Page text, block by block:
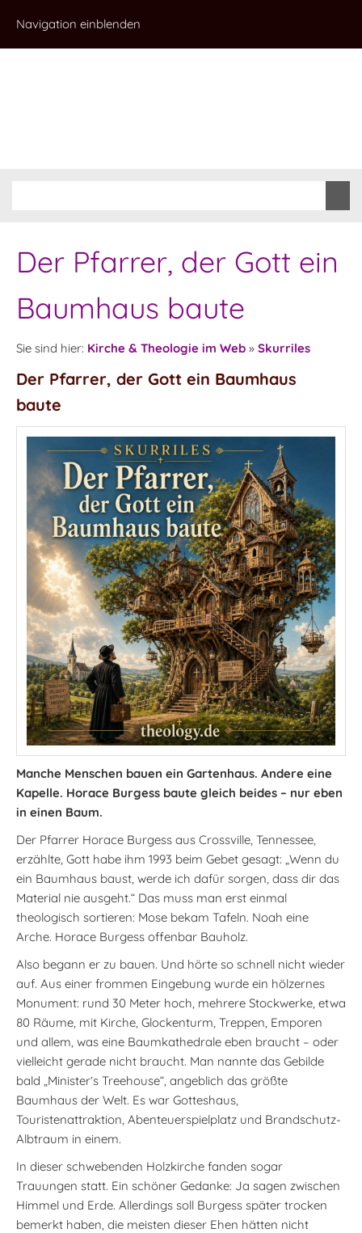
Navigation einblenden
Der Pfarrer, der Gott ein
Baumhaus baute
Sie sind hier: Kirche & Theologie im Web » Skurriles
Der Pfarrer, der Gott ein Baumhaus
baute
Manche Menschen bauen ein Gartenhaus. Andere eine
Kapelle. Horace Burgess baute gleich beides – nur eben
in einen Baum.
Der Pfarrer Horace Burgess aus Crossville, Tennessee,
erzählte, Gott habe ihm 1993 beim Gebet gesagt: „Wenn du
ein Baumhaus baust, werde ich dafür sorgen, dass dir das
Material nie ausgeht.“ Das muss man erst einmal
theologisch sortieren: Mose bekam Tafeln. Noah eine
Arche. Horace Burgess offenbar Bauholz.
Also begann er zu bauen. Und hörte so schnell nicht wieder
auf. Aus einer frommen Eingebung wurde ein hölzernes
Monument: rund 30 Meter hoch, mehrere Stockwerke, etwa
80 Räume, mit Kirche, Glockenturm, Treppen, Emporen
und allem, was eine Baumkathedrale eben braucht – oder
vielleicht gerade nicht braucht. Man nannte das Gebilde
bald „Minister’s Treehouse“, angeblich das größte
Baumhaus der Welt. Es war Gotteshaus,
Touristenattraktion, Abenteuerspielplatz und Brandschutz-
Albtraum in einem.
In dieser schwebenden Holzkirche fanden sogar
Trauungen statt. Ein schöner Gedanke: Ja sagen zwischen
Himmel und Erde. Allerdings soll Burgess später trocken
bemerkt haben, die meisten dieser Ehen hätten nicht